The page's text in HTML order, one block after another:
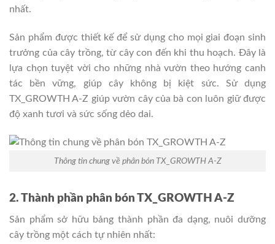
nhất.
Sản phẩm được thiết kế để sử dụng cho mọi giai đoạn sinh
trưởng của cây trồng, từ cây con đến khi thu hoạch. Đây là
lựa chọn tuyệt vời cho những nhà vườn theo hướng canh
tác bền vững, giúp cây không bị kiệt sức. Sử dụng
TX_GROWTH A-Z giúp vườn cây của bà con luôn giữ được
độ xanh tươi và sức sống dẻo dai.
Thông tin chung về phân bón TX_GROWTH A-Z
2. Thành phần phân bón TX_GROWTH A-Z
Sản phẩm sở hữu bảng thành phần đa dạng, nuôi dưỡng
cây trồng một cách tự nhiên nhất: